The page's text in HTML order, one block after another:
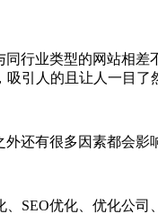
业类型的网站相差
引人的且让人一目
有很多因素都会影
优化、优化公司